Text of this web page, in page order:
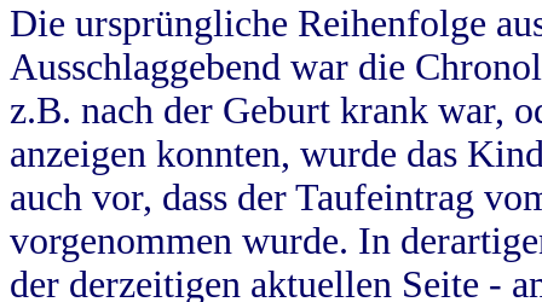
Die ursprüngliche Reihenfolge
Ausschlaggebend war die
z.B. nach der Geburt krank war,
anzeigen konnten, wurde das
auch vor, dass der Taufeintrag
vorgenommen wurde. In
der derzeitigen aktuellen Seite -